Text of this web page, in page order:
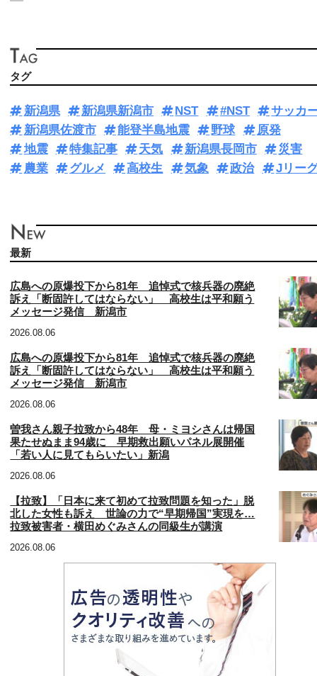
タグ
新潟県 新潟県新潟市 NST #NST
サッカ
新潟県佐渡市
能登半島地震 野球
原発
地震
特集記事 天気 新潟県長岡市
災害
農業
グルメ 高校生 気象 政治 Jリー
最新
広島への原爆投下から81年 追悼式で核兵器の廃絶
訴え「断固許してはならない」 高校生は平和願う
メッセージ発信 新潟市
2026.08.06
広島への原爆投下から81年 追悼式で核兵器の廃絶
訴え「断固許してはならない」 高校生は平和願う
メッセージ発信 新潟市
2026.08.06
曽我さん親子拉致から48年 母・ミヨシさんは帰国
果たせぬまま94歳に 早期救出願いパネル展開催
「若い人に見てもらいたい」新潟
2026.08.06
【拉致】「日本に来て初めて拉致問題を知った」脱
北した女性も訴え 世論の力で“早期帰国”実現を…
拉致被害者・横田めぐみさんの同級生が講演
2026.08.06